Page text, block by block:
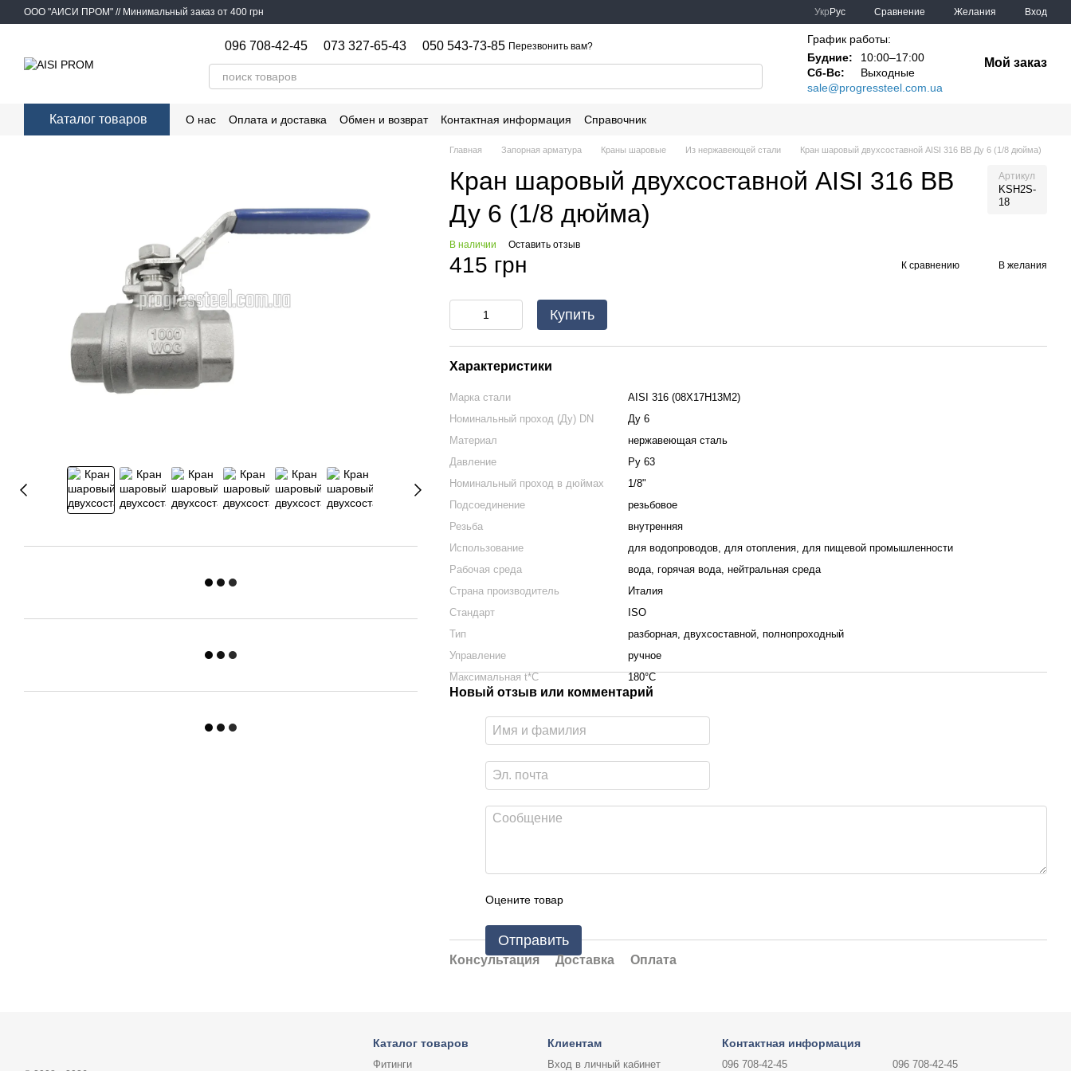
Перейти к основному контенту
ООО "АИСИ ПРОМ" // Минимальный заказ от 400 грн Укр Рус Сравнение Желания Вход
096 708-42-45 073 327-65-43 050 543-73-85 Перезвонить вам?
График работы:
Будние:
10:00–17:00
Сб-Вс:
Выходные
sale@progressteel.com.ua
Мой заказ
Каталог товаров О нас Оплата и доставка Обмен и возврат Контактная информация Справочник
Главная Запорная арматура Краны шаровые Из нержавеющей стали Кран шаровый двухсоставной AISI 316 ВВ Ду 6 (1/8 дюйма)
Кран шаровый двухсоставной AISI 316 ВВ
Ду 6 (1/8 дюйма)
Артикул
KSH2S-
18
В наличии Оставить отзыв
415 грн К сравнению В желания
Купить
Характеристики
Марка стали
AISI 316 (08Х17Н13М2)
Номинальный проход (Ду) DN
Ду 6
Материал
нержавеющая сталь
Давление
Ру 63
Номинальный проход в дюймах
1/8"
Подсоединение
резьбовое
Резьба
внутренняя
Использование
для водопроводов, для отопления, для пищевой промышленности
Рабочая среда
вода, горячая вода, нейтральная среда
Страна производитель
Италия
Стандарт
ISO
Тип
разборная, двухсоставной, полнопроходный
Управление
ручное
Максимальная t*C
180°С
Новый отзыв или комментарий
Оцените товар
Отправить
Консультация Доставка Оплата
Каталог товаров
Фитинги
Клиентам
Вход в личный кабинет
Контактная информация
096 708-42-45 096 708-42-45